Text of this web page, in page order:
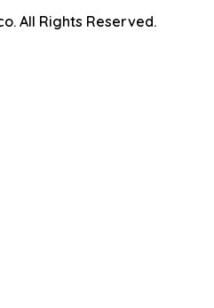
All Rights Reserved.